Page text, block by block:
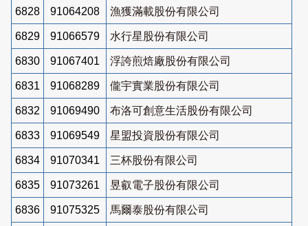
6828 91064208 漁獲滿載股份有限公司
6829 91066579 水行星股份有限公司
6830 91067401 浮誇煎焙廠股份有限公司
6831 91068289 儱宇實業股份有限公司
6832 91069490 布洛可創意生活股份有限公司
6833 91069549 星盟投資股份有限公司
6834 91070341 三杯股份有限公司
6835 91073261 昱叡電子股份有限公司
6836 91075325 馬爾泰股份有限公司